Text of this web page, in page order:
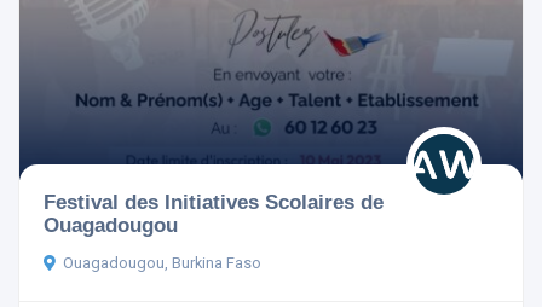
Télévision
Festival des Initiatives Scolaires de
Ouagadougou
Ouagadougou, Burkina Faso